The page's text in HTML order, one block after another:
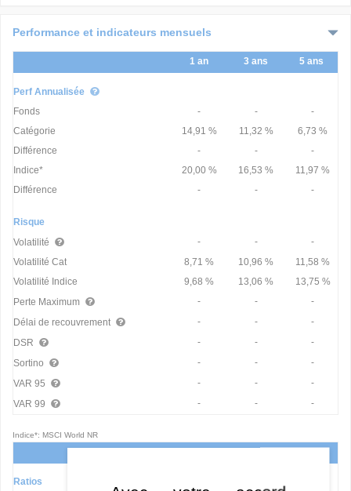
Différence
- - -
-
Performance et indicateurs mensuels
1 an 3 ans 5 ans
Perf Annualisée
Fonds
- -
-
Catégorie
14,91 % 11,32 %
6,73 %
Différence
- -
-
Indice*
20,00 % 16,53 %
11,97 %
Différence
- - -
Risque
Volatilité
- -
-
Volatilité Cat
8,71 % 10,96 %
11,58 %
Volatilité Indice
9,68 % 13,06 %
13,75 %
Perte Maximum
- -
-
Délai de recouvrement
- -
-
DSR
- -
-
Sortino
- -
-
VAR 95
- -
-
VAR 99
- - -
Indice*: MSCI World NR
Ratios